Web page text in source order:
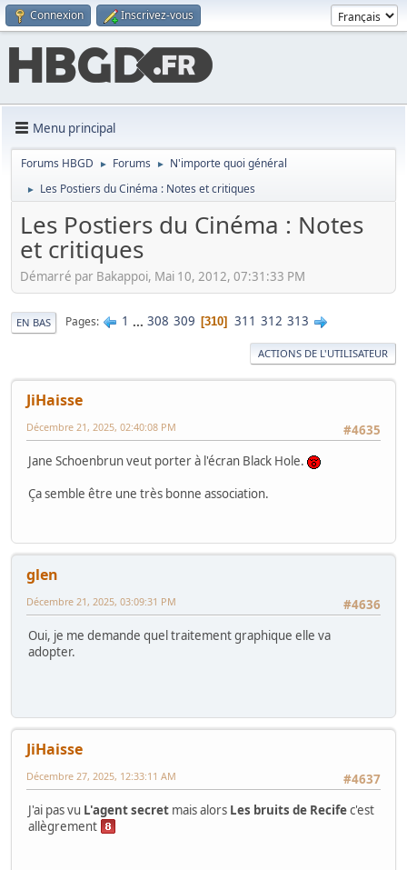
Connexion Inscrivez-vous
Menu principal
Forums HBGD ► Forums ► N'importe quoi général
► Les Postiers du Cinéma : Notes et critiques
Les Postiers du Cinéma : Notes
et critiques
Démarré par Bakappoi, Mai 10, 2012, 07:31:33 PM
EN BAS Pages 1 ... 308 309 310 311 312 313
ACTIONS DE L'UTILISATEUR
JiHaisse
#4635
Décembre 21, 2025, 02:40:08 PM
Jane Schoenbrun veut porter à l'écran Black Hole.
Ça semble être une très bonne association.
glen
#4636
Décembre 21, 2025, 03:09:31 PM
Oui, je me demande quel traitement graphique elle va
adopter.
JiHaisse
#4637
Décembre 27, 2025, 12:33:11 AM
J'ai pas vu L'agent secret mais alors Les bruits de Recifec'est
allègrement